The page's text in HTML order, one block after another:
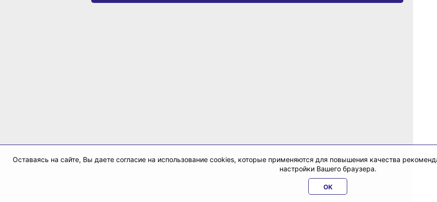
Оставаясь на сайте, Вы даете согласие на использование cookies, которые применяются для повышения качества
настройки Вашего браузера.
OK